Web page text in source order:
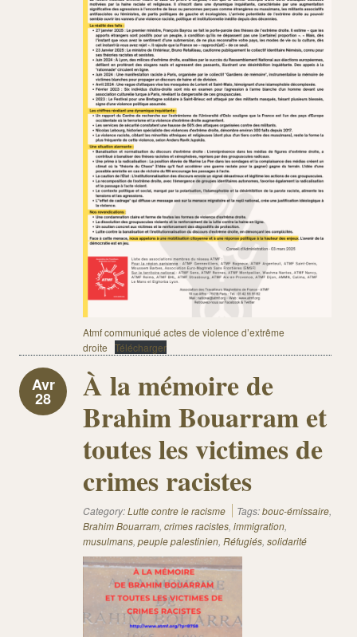
Atmf communiqué actes de violence d’extrême
droite Télécharger
Avr
28
À la mémoire de
Brahim Bouarram et
toutes les victimes de
crimes racistes
Category:Lutte contre le racisme Tags:bouc-émissaire,
Brahim Bouarram, crimes racistes, immigration,
musulmans, peuple palestinien, Réfugiés, solidarité